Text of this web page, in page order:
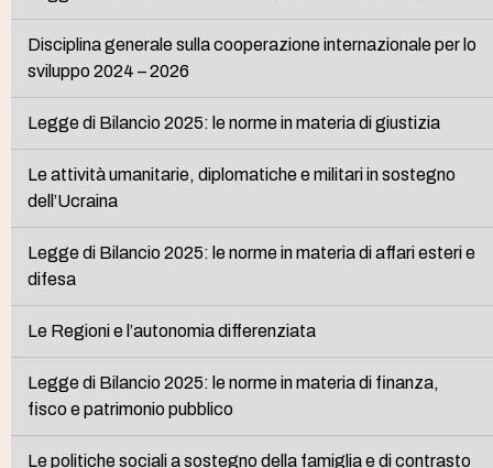
Disciplina generale sulla cooperazione internazionale per lo
sviluppo 2024 – 2026
Legge di Bilancio 2025: le norme in materia di giustizia
Le attività umanitarie, diplomatiche e militari in sostegno
dell’Ucraina
Legge di Bilancio 2025: le norme in materia di affari esteri e
difesa
Le Regioni e l’autonomia differenziata
Legge di Bilancio 2025: le norme in materia di finanza,
fisco e patrimonio pubblico
Le politiche sociali a sostegno della famiglia e di contrasto